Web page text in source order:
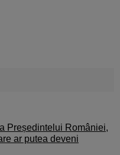
Președintelui României,
ar putea deveni